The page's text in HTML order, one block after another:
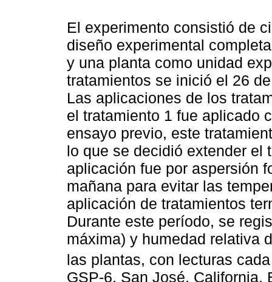
El experimento consistió de
diseño experimental
y una planta como unidad
tratamientos se inició el 26
Las aplicaciones de los
el tratamiento 1 fue aplicado
ensayo previo, este
lo que se decidió extender el
aplicación fue por aspersión
mañana para evitar las
aplicación de tratamientos
Durante este período, se
máxima) y humedad relativa
las plantas, con lecturas
GSP-6, San José, California,